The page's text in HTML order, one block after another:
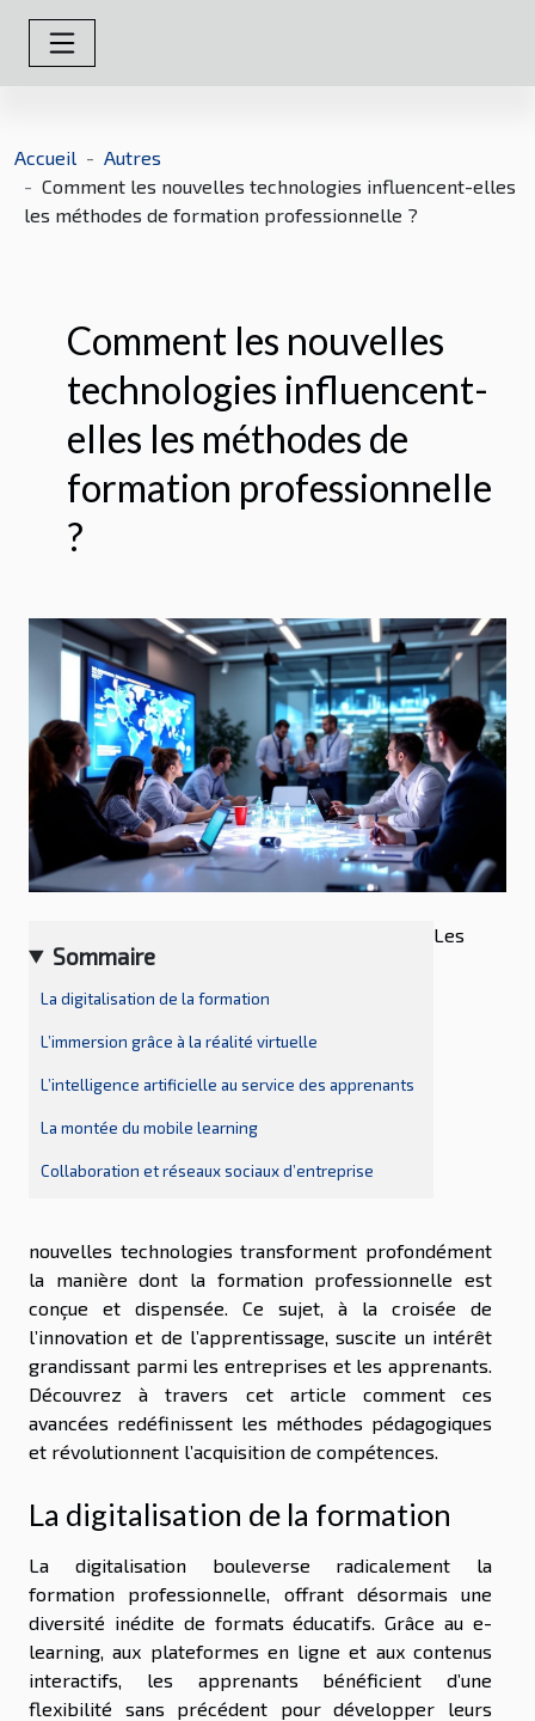
Accueil
Autres
Comment les nouvelles technologies influencent-elles
les méthodes de formation professionnelle ?
Comment les nouvelles
technologies influencent-
elles les méthodes de
formation professionnelle
?
Sommaire
La digitalisation de la formation
L’immersion grâce à la réalité virtuelle
L’intelligence artificielle au service des apprenants
La montée du mobile learning
Collaboration et réseaux sociaux d’entreprise
Les
nouvelles technologies transforment profondément
la manière dont la formation professionnelle est
conçue et dispensée. Ce sujet, à la croisée de
l’innovation et de l’apprentissage, suscite un intérêt
grandissant parmi les entreprises et les apprenants.
Découvrez à travers cet article comment ces
avancées redéfinissent les méthodes pédagogiques
et révolutionnent l’acquisition de compétences.
La digitalisation de la formation
La digitalisation bouleverse radicalement la
formation professionnelle, offrant désormais une
diversité inédite de formats éducatifs. Grâce au e-
learning, aux plateformes en ligne et aux contenus
interactifs, les apprenants bénéficient d’une
flexibilité sans précédent pour développer leurs